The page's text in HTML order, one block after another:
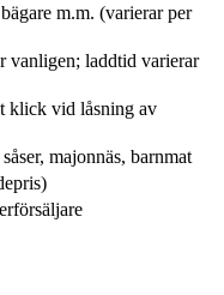
m.m. (varierar per
vanligen; laddtid varierar
klick vid låsning av
majonnäs, barnmat